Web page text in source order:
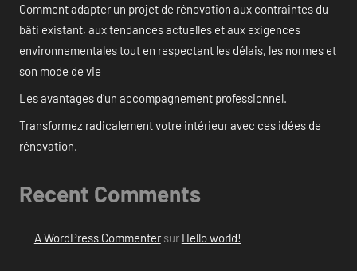
Comment adapter un projet de rénovation aux contraintes du
bâti existant, aux tendances actuelles et aux exigences
environnementales tout en respectant les délais, les normes et
son mode de vie
Les avantages d’un accompagnement professionnel.
Transformez radicalement votre intérieur avec ces idées de
rénovation.
Recent Comments
A WordPress Commentersur Hello world!